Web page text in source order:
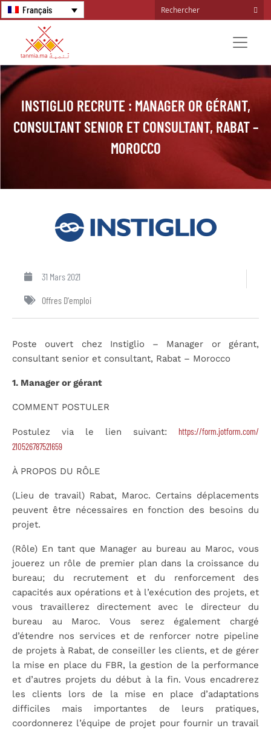
Français
INSTIGLIO RECRUTE : MANAGER OR GÉRANT,
CONSULTANT SENIOR ET CONSULTANT, RABAT –
MOROCCO
31 Mars 2021
Offres D'emploi
Poste ouvert chez Instiglio – Manager or gérant,
consultant senior et consultant, Rabat – Morocco
1. Manager or gérant
COMMENT POSTULER
Postulez via le lien suivant: https://form.jotform.com/
210526787521659
À PROPOS DU RÔLE
(Lieu de travail) Rabat, Maroc. Certains déplacements
peuvent être nécessaires en fonction des besoins du
projet.
(Rôle) En tant que Manager au bureau au Maroc, vous
jouerez un rôle de premier plan dans la croissance du
bureau; du recrutement et du renforcement des
capacités aux opérations et à l’exécution des projets, et
vous travaillerez directement avec le directeur du
bureau au Maroc. Vous serez également chargé
d’étendre nos services et de renforcer notre pipeline
de projets à Rabat, de conseiller les clients, et de gérer
la mise en place du FBR, la gestion de la performance
et d’autres projets du début à la fin. Vous encadrerez
les clients lors de la mise en place d’adaptations
difficiles mais importantes de leurs pratiques,
coordonnerez l’équipe de projet pour fournir un travail